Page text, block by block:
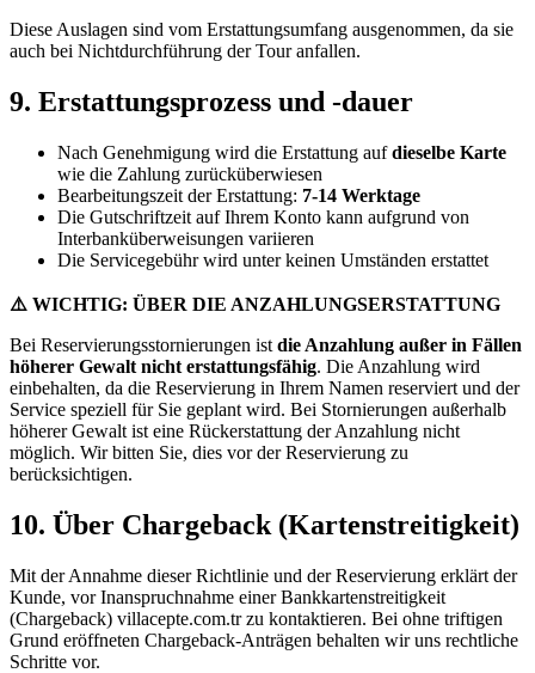
Diese Auslagen sind vom Erstattungsumfang ausgenommen, da sie
auch bei Nichtdurchführung der Tour anfallen.
9. Erstattungsprozess und -dauer
Nach Genehmigung wird die Erstattung aufdieselbe Karte
wie die Zahlung zurücküberwiesen
Bearbeitungszeit der Erstattung: 7-14 Werktage
Die Gutschriftzeit auf Ihrem Konto kann aufgrund von
Interbanküberweisungen variieren
Die Servicegebühr wird unter keinen Umständen erstattet
⚠️ WICHTIG: ÜBER DIE ANZAHLUNGSERSTATTUNG
Bei Reservierungsstornierungen ist die Anzahlung außer in Fällen
höherer Gewalt nicht erstattungsfähig. Die Anzahlung wird
einbehalten, da die Reservierung in Ihrem Namen reserviert und der
Service speziell für Sie geplant wird. Bei Stornierungen außerhalb
höherer Gewalt ist eine Rückerstattung der Anzahlung nicht
möglich. Wir bitten Sie, dies vor der Reservierung zu
berücksichtigen.
10. Über Chargeback (Kartenstreitigkeit)
Mit der Annahme dieser Richtlinie und der Reservierung erklärt der
Kunde, vor Inanspruchnahme einer Bankkartenstreitigkeit
(Chargeback) villacepte.com.tr zu kontaktieren. Bei ohne triftigen
Grund eröffneten Chargeback-Anträgen behalten wir uns rechtliche
Schritte vor.